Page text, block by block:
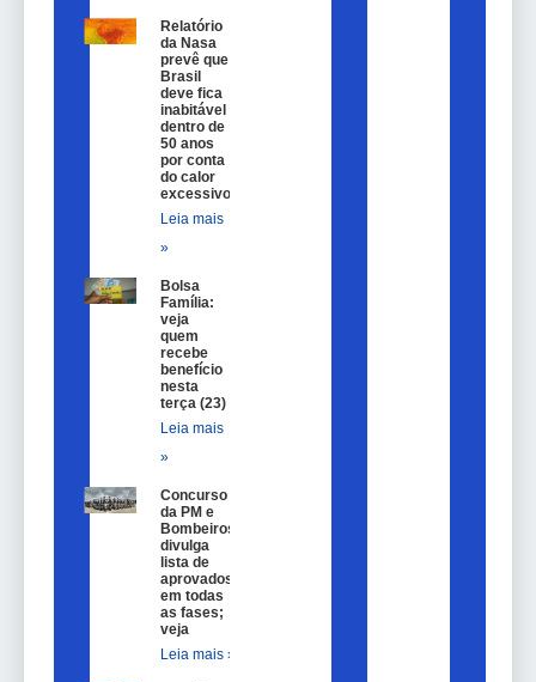
Relatório
da Nasa
prevê que
Brasil
deve fica
inabitável
dentro de
50 anos
por conta
do calor
excessivo
Leia mais
»
Bolsa
Família:
veja
quem
recebe
benefício
nesta
terça (23)
Leia mais
»
Concurso
da PM e
Bombeiros
divulga
lista de
aprovados
em todas
as fases;
veja
Leia mais »